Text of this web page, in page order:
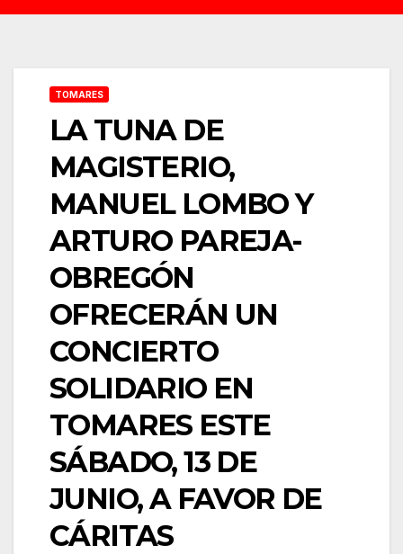
TOMARES
LA TUNA DE
MAGISTERIO,
MANUEL LOMBO Y
ARTURO PAREJA-
OBREGÓN
OFRECERÁN UN
CONCIERTO
SOLIDARIO EN
TOMARES ESTE
SÁBADO, 13 DE
JUNIO, A FAVOR DE
CÁRITAS